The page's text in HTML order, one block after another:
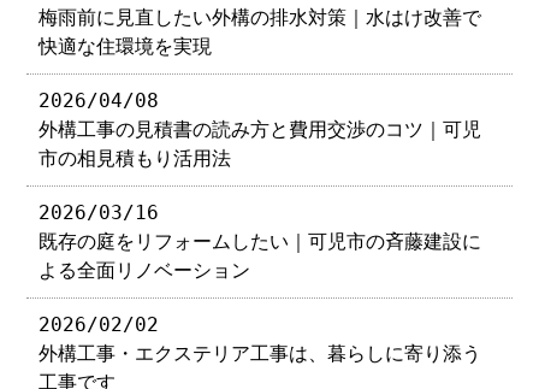
梅雨前に見直したい外構の排水対策｜水はけ改善で
快適な住環境を実現
2026/04/08
外構工事の見積書の読み方と費用交渉のコツ｜可児
市の相見積もり活用法
2026/03/16
既存の庭をリフォームしたい｜可児市の斉藤建設に
よる全面リノベーション
2026/02/02
外構工事・エクステリア工事は、暮らしに寄り添う
工事です